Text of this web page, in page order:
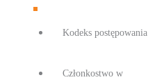
Kodeks postępowania
Członkostwo w